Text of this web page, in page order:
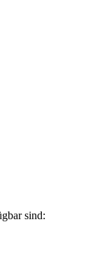
sind: